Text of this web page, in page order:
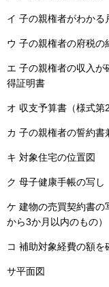
イ 子の親権者がわかる
ウ 子の親権者の府税の
エ 子の親権者の収入
得証明書
オ 収支予算書（様式第2
カ 子の親権者の誓約書
キ 対象住宅の位置図
ク 母子健康手帳の写し
ケ 建物の売買契約書
から3か月以内のもの）
コ 補助対象経費の額を
サ平面図